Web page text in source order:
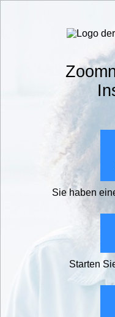
Sie haben
Starten